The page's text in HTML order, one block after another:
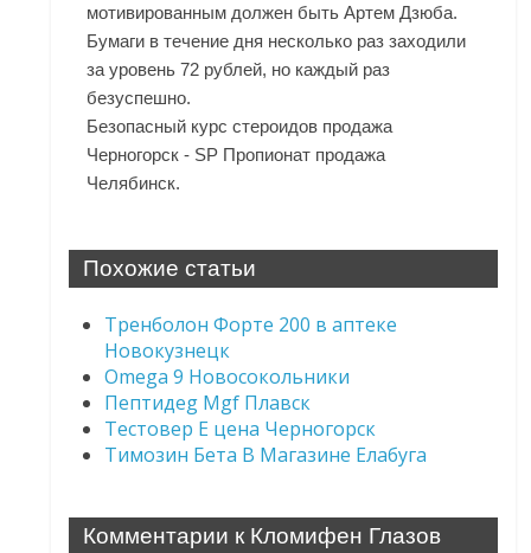
мотивированным должен быть Артем Дзюба.
Бумаги в течение дня несколько раз заходили
за уровень 72 рублей, но каждый раз
безуспешно.
Безопасный курс стероидов продажа
Черногорск - SP Пропионат продажа
Челябинск.
Похожие статьи
Тренболон Форте 200 в аптеке
Новокузнецк
Omega 9 Новосокольники
Пептидeg Mgf Плавск
Тестовер Е цена Черногорск
Tимозин Бета В Магазине Елабуга
Комментарии к Кломифен Глазов